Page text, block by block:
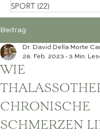
SPORT (22)
Beitrag
WIE
CHRONISCHE
SCHMERZEN
Dr. David Della Morte
28. Feb. 2023
3 Min.